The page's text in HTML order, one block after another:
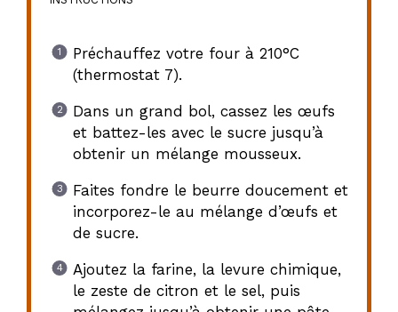
Préchauffez votre four à 210°C
(thermostat 7).
Dans un grand bol, cassez les œufs
et battez-les avec le sucre jusqu’à
obtenir un mélange mousseux.
Faites fondre le beurre doucement et
incorporez-le au mélange d’œufs et
de sucre.
Ajoutez la farine, la levure chimique,
le zeste de citron et le sel, puis